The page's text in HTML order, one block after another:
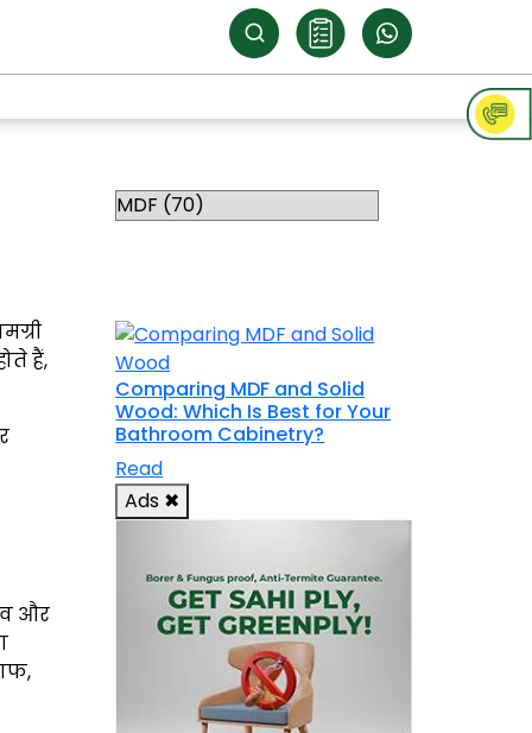
हैं,
और
Comparing MDF and Solid
Wood: Which Is Best for Your
Bathroom Cabinetry?
Read
Ads ✖